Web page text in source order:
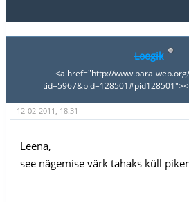
Loogik
<a href="http://www.para-
12-02-2011, 18:31
Leena,
see nägemise värk tahaks küll